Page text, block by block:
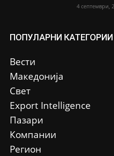
4 септември,
ПОПУЛАРНИ КАТЕГОРИИ
Вести
Македонија
Свет
Еxport Intelligence
Пазари
Компании
Регион